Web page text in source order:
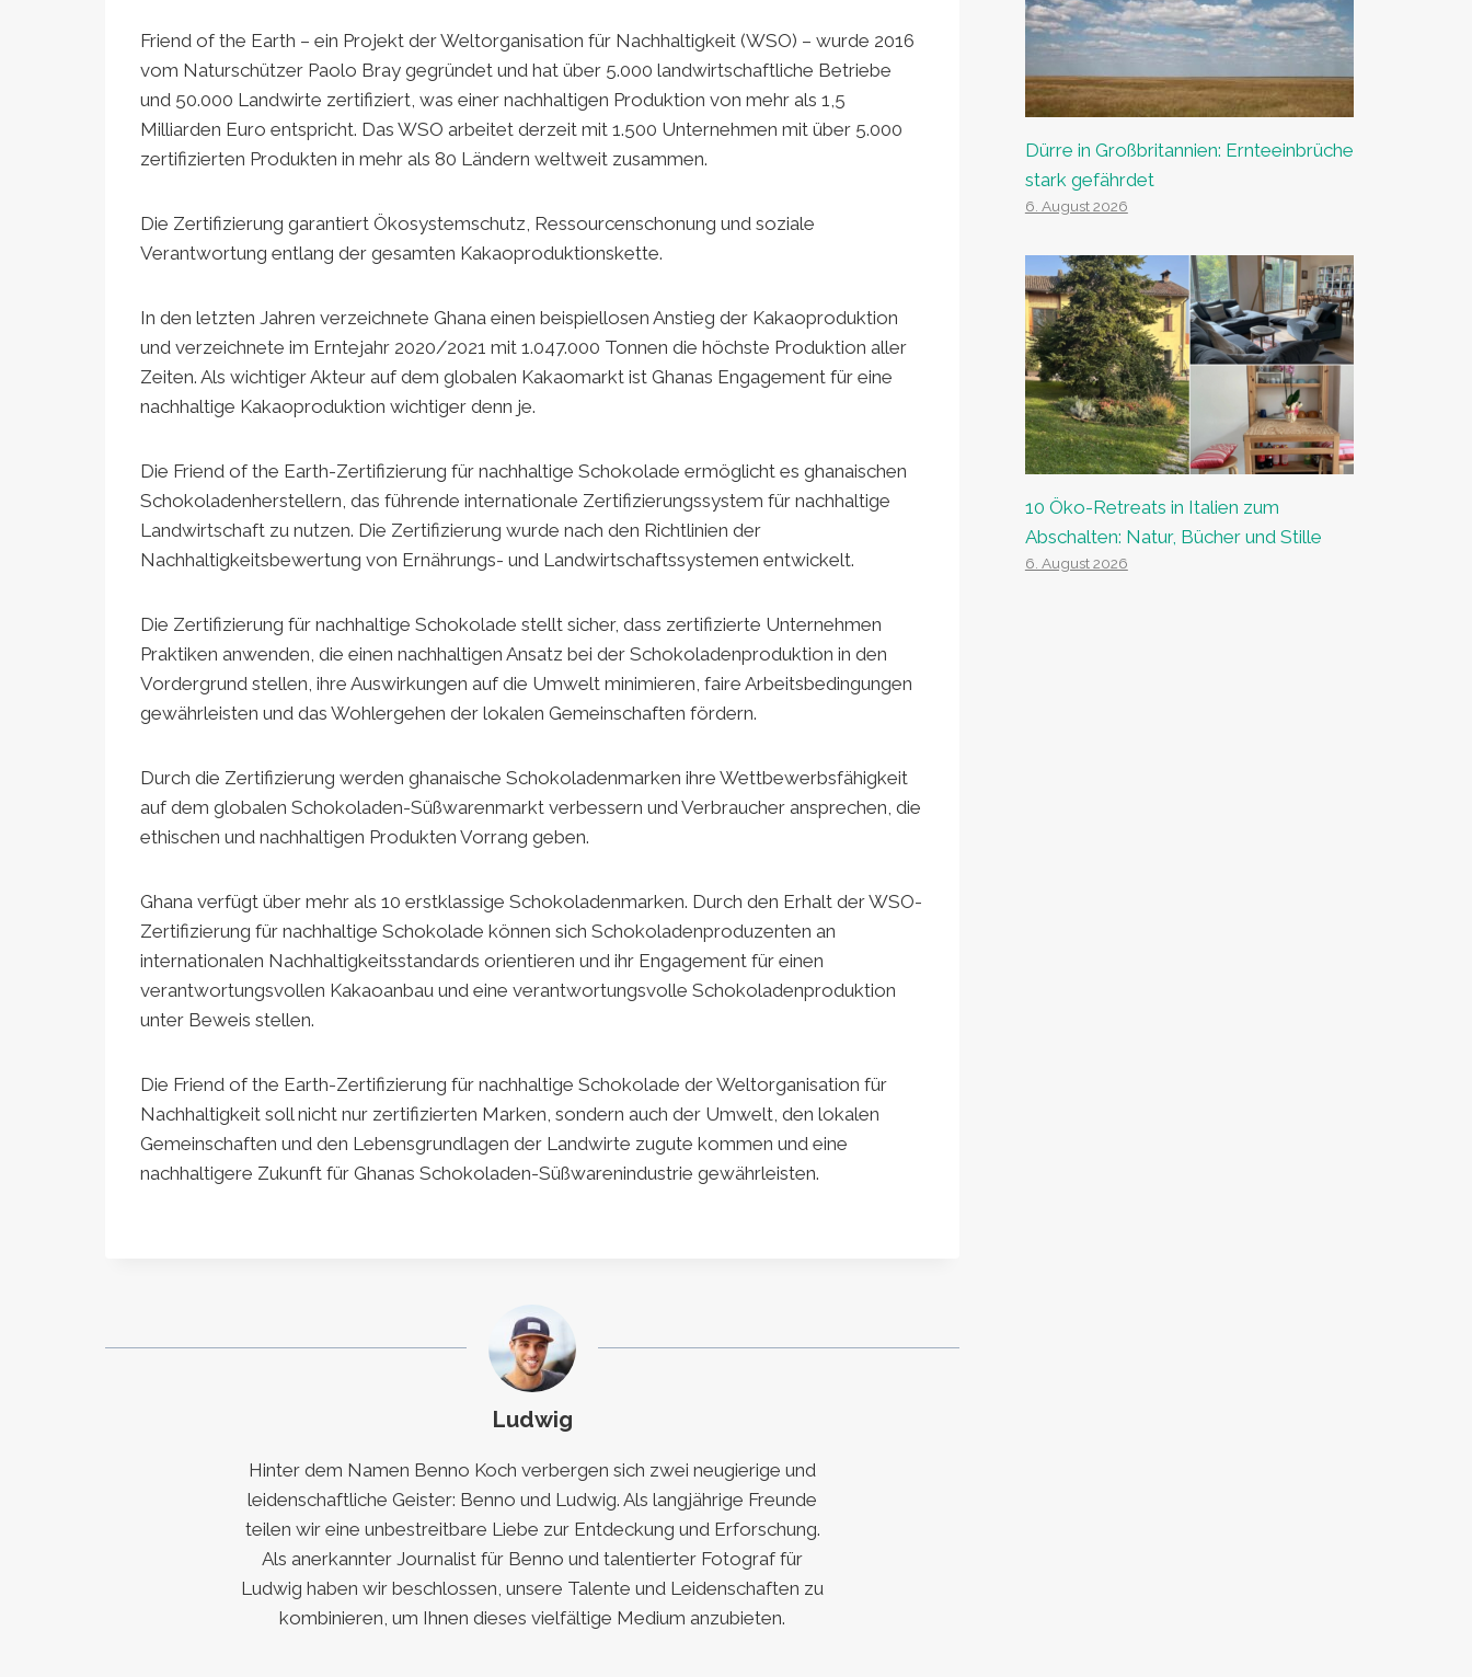
Friend of the Earth – ein Projekt der Weltorganisation für Nachhaltigkeit (WSO) – wurde 2016
vom Naturschützer Paolo Bray gegründet und hat über 5.000 landwirtschaftliche Betriebe
und 50.000 Landwirte zertifiziert, was einer nachhaltigen Produktion von mehr als 1,5
Milliarden Euro entspricht. Das WSO arbeitet derzeit mit 1.500 Unternehmen mit über 5.000
zertifizierten Produkten in mehr als 80 Ländern weltweit zusammen.
Die Zertifizierung garantiert Ökosystemschutz, Ressourcenschonung und soziale
Verantwortung entlang der gesamten Kakaoproduktionskette.
In den letzten Jahren verzeichnete Ghana einen beispiellosen Anstieg der Kakaoproduktion
und verzeichnete im Erntejahr 2020/2021 mit 1.047.000 Tonnen die höchste Produktion aller
Zeiten. Als wichtiger Akteur auf dem globalen Kakaomarkt ist Ghanas Engagement für eine
nachhaltige Kakaoproduktion wichtiger denn je.
Die Friend of the Earth-Zertifizierung für nachhaltige Schokolade ermöglicht es ghanaischen
Schokoladenherstellern, das führende internationale Zertifizierungssystem für nachhaltige
Landwirtschaft zu nutzen. Die Zertifizierung wurde nach den Richtlinien der
Nachhaltigkeitsbewertung von Ernährungs- und Landwirtschaftssystemen entwickelt.
Die Zertifizierung für nachhaltige Schokolade stellt sicher, dass zertifizierte Unternehmen
Praktiken anwenden, die einen nachhaltigen Ansatz bei der Schokoladenproduktion in den
Vordergrund stellen, ihre Auswirkungen auf die Umwelt minimieren, faire Arbeitsbedingungen
gewährleisten und das Wohlergehen der lokalen Gemeinschaften fördern.
Durch die Zertifizierung werden ghanaische Schokoladenmarken ihre Wettbewerbsfähigkeit
auf dem globalen Schokoladen-Süßwarenmarkt verbessern und Verbraucher ansprechen, die
ethischen und nachhaltigen Produkten Vorrang geben.
Ghana verfügt über mehr als 10 erstklassige Schokoladenmarken. Durch den Erhalt der WSO-
Zertifizierung für nachhaltige Schokolade können sich Schokoladenproduzenten an
internationalen Nachhaltigkeitsstandards orientieren und ihr Engagement für einen
verantwortungsvollen Kakaoanbau und eine verantwortungsvolle Schokoladenproduktion
unter Beweis stellen.
Die Friend of the Earth-Zertifizierung für nachhaltige Schokolade der Weltorganisation für
Nachhaltigkeit soll nicht nur zertifizierten Marken, sondern auch der Umwelt, den lokalen
Gemeinschaften und den Lebensgrundlagen der Landwirte zugute kommen und eine
nachhaltigere Zukunft für Ghanas Schokoladen-Süßwarenindustrie gewährleisten.
Ludwig
Hinter dem Namen Benno Koch verbergen sich zwei neugierige und
leidenschaftliche Geister: Benno und Ludwig. Als langjährige Freunde
teilen wir eine unbestreitbare Liebe zur Entdeckung und Erforschung.
Als anerkannter Journalist für Benno und talentierter Fotograf für
Ludwig haben wir beschlossen, unsere Talente und Leidenschaften zu
kombinieren, um Ihnen dieses vielfältige Medium anzubieten.
Dürre in Großbritannien: Ernteeinbrüche
stark gefährdet
6. August 2026
10 Öko-Retreats in Italien zum
Abschalten: Natur, Bücher und Stille
6. August 2026